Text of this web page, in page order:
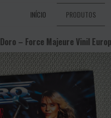
INÍCIO PRODUTOS
Doro – Force Majeure Vinil